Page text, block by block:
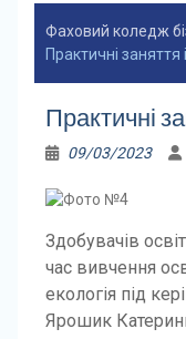
Фаховий коледж
Практичні заняття
Практичні
09/03/2023
Здобувачів
час вивчення
екологія під
Ярошик